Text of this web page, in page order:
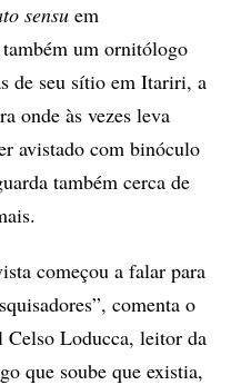
sensu em
um ornitólogo
de seu sítio em Itariri, a
onde às vezes leva
avistado com binóculo
também cerca de
começou a falar para
comenta o
Loducca, leitor da
que soube que existia,